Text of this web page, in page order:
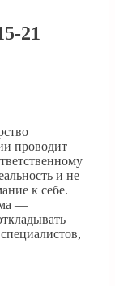
21
проводит
и не
к себе.
—